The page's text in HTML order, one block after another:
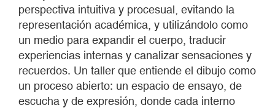
perspectiva intuitiva y procesual, evitando la
representación académica, y utilizándolo como
un medio para expandir el cuerpo, traducir
experiencias internas y canalizar sensaciones y
recuerdos. Un taller que entiende el dibujo como
un proceso abierto: un espacio de ensayo, de
escucha y de expresión, donde cada interno